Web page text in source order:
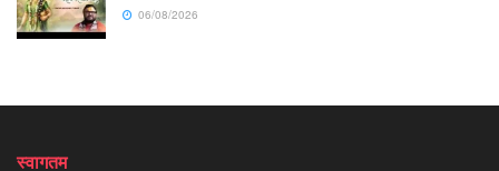
06/08/2026
स्वागतम